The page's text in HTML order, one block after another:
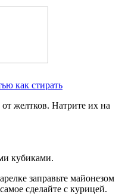
как стирать
желтков. Натрите их на
кубиками.
заправьте майонезом
сделайте с курицей.